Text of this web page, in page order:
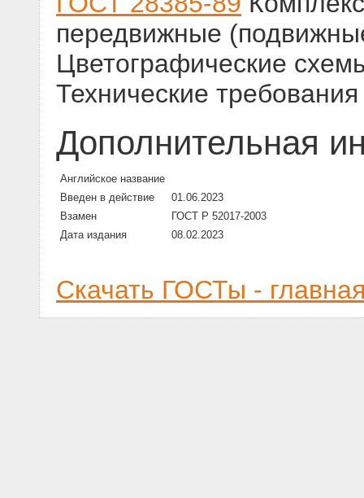
передвижные
Цветографические
Технические требования
Дополнительная
Английское название
Введен в действие
01.06.2023
Взамен
ГОСТ Р 52017-2003
Дата издания
08.02.2023
Скачать ГОСТы -